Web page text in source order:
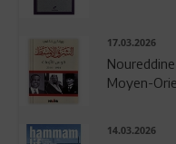
17.03.2026
Moyen-
14.03.2026